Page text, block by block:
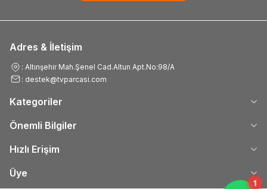
1
Adres & İletişim
: Altınşehir Mah.Şenel Cad.Altun Apt.No:98/A
: destek@tvparcasi.com
Kategoriler
Önemli Bilgiler
Hızlı Erişim
Üye